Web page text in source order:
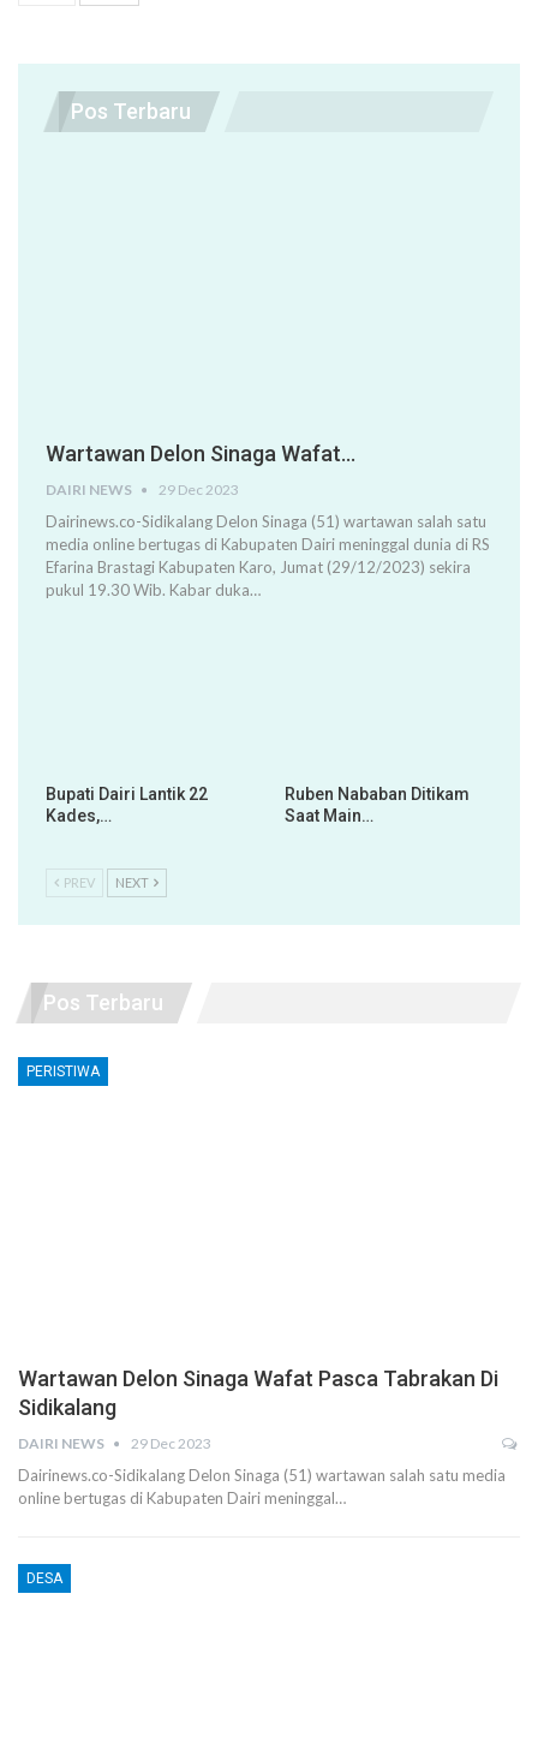
Pos Terbaru
Wartawan Delon Sinaga Wafat…
DAIRI NEWS 29 Dec 2023
Dairinews.co-Sidikalang Delon Sinaga (51) wartawan salah satu
media online bertugas di Kabupaten Dairi meninggal dunia di RS
Efarina Brastagi Kabupaten Karo, Jumat (29/12/2023) sekira
pukul 19.30 Wib. Kabar duka…
Bupati Dairi Lantik 22
Kades,…
Ruben Nababan Ditikam
Saat Main…
PREV NEXT
Pos Terbaru
PERISTIWA
Wartawan Delon Sinaga Wafat Pasca Tabrakan Di
Sidikalang
DAIRI NEWS 29 Dec 2023
Dairinews.co-Sidikalang Delon Sinaga (51) wartawan salah satu media
online bertugas di Kabupaten Dairi meninggal…
DESA